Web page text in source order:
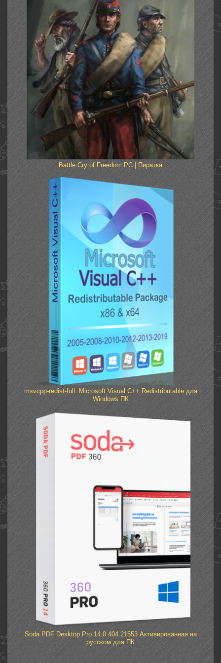
Battle Cry of Freedom PC | Пиратка
msvcpp-redist-full: Microsoft Visual C++ Redistributable для
Windows ПК
Soda PDF Desktop Pro 14.0.404.21553 Активированная на
русском для ПК